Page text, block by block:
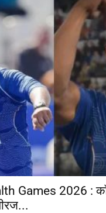
Games 2026 :